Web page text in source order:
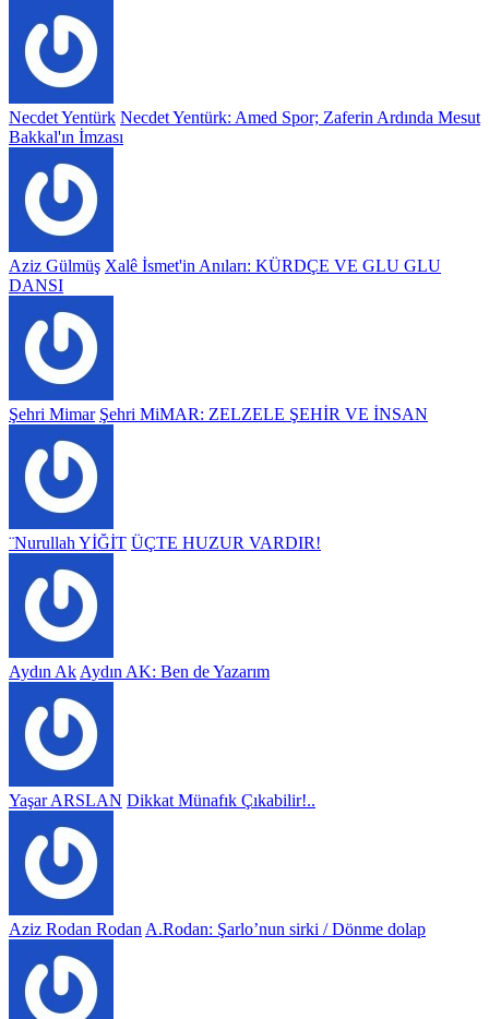
Necdet Yentürk Necdet Yentürk: Amed Spor; Zaferin Ardında Mesut
Bakkal'ın İmzası
Aziz Gülmüş Xalê İsmet'in Anıları: KÜRDÇE VE GLU GLU
DANSI
Şehri Mimar Şehri MiMAR: ZELZELE ŞEHİR VE İNSAN
¨Nurullah YİĞİT ÜÇTE HUZUR VARDIR!
Aydın Ak Aydın AK: Ben de Yazarım
Yaşar ARSLAN Dikkat Münafık Çıkabilir!..
Aziz Rodan Rodan A.Rodan: Şarlo’nun sirki / Dönme dolap